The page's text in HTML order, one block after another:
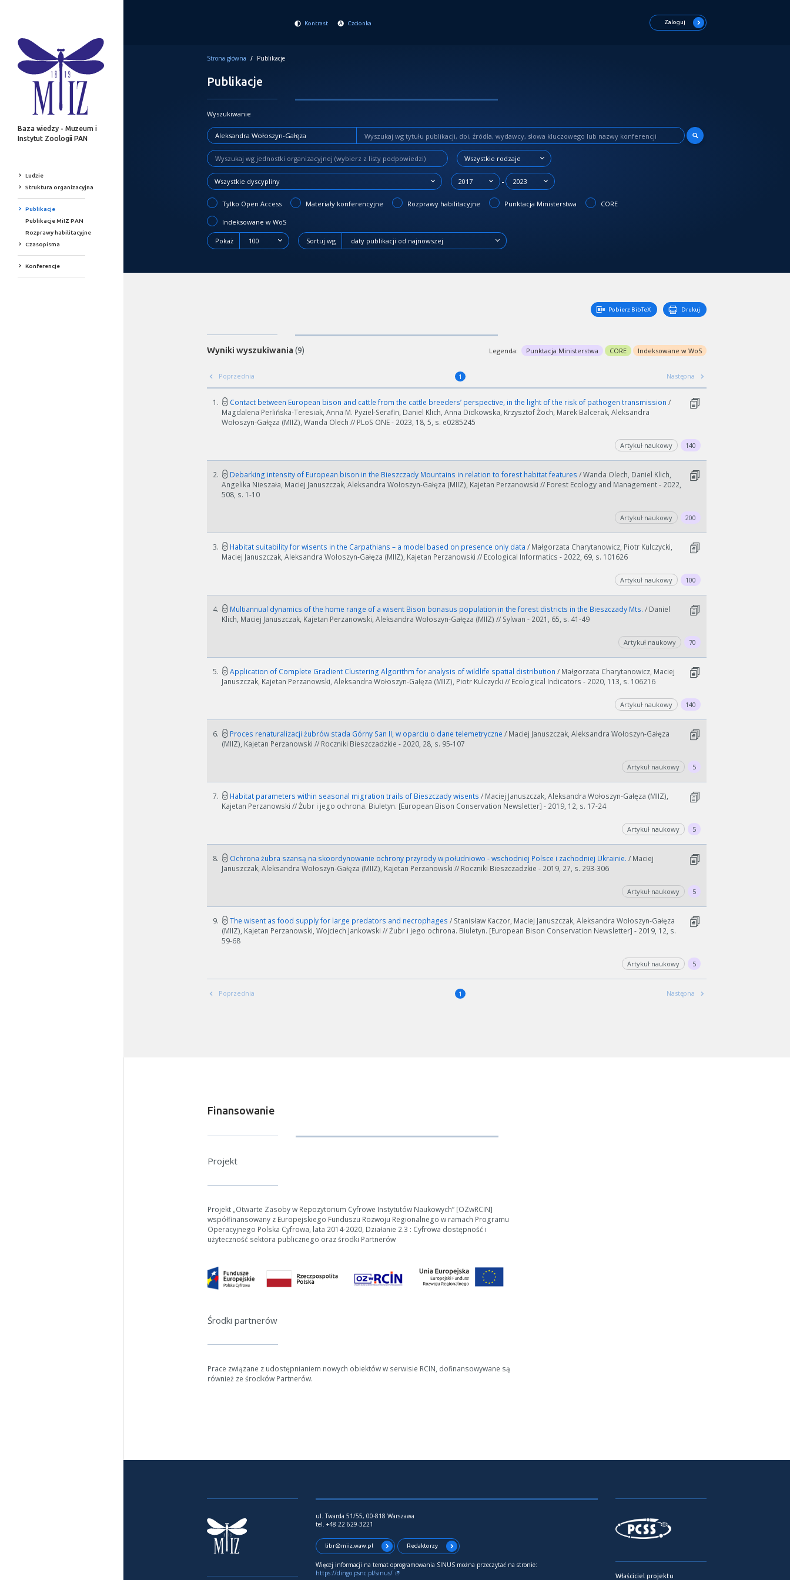
Jeśli generowanie trwa zbyt długo można ograniczyć dane np. zmniejszając zakres lat.
Baza wiedzy - Muzeum i
Instytut Zoologii PAN
Ludzie
Struktura organizacyjna
Publikacje
Publikacje MiIZ PAN
Rozprawy habilitacyjne
Czasopisma
Konferencje
Kontrast Czcionka Zaloguj
Strona główna / Publikacje
Publikacje
Wyszukiwanie
Wszystkie rodzaje
Wszystkie dyscypliny 2017 - 2023
Tylko Open Access Materiały konferencyjne Rozprawy habilitacyjne Punktacja Ministerstwa CORE
Indeksowane w WoS
Pokaż 100 Sortuj wg daty publikacji od najnowszej
Pobierz BibTeX Drukuj
Wyniki wyszukiwania (9) Legenda: Punktacja Ministerstwa CORE Indeksowane w WoS
Poprzednia Następna
1
1. Contact between European bison and cattle from the cattle breeders’ perspective, in the light of the risk of pathogen transmission /
Magdalena Perlińska-Teresiak, Anna M. Pyziel-Serafin, Daniel Klich, Anna Didkowska, Krzysztof Żoch, Marek Balcerak, Aleksandra
Wołoszyn-Gałęza (MIIZ), Wanda Olech // PLoS ONE - 2023, 18, 5, s. e0285245
Artykuł naukowy 140
2. Debarking intensity of European bison in the Bieszczady Mountains in relation to forest habitat features / Wanda Olech, Daniel Klich,
Angelika Nieszała, Maciej Januszczak, Aleksandra Wołoszyn-Gałęza (MIIZ), Kajetan Perzanowski // Forest Ecology and Management - 2022,
508, s. 1-10
Artykuł naukowy 200
3. Habitat suitability for wisents in the Carpathians – a model based on presence only data / Małgorzata Charytanowicz, Piotr Kulczycki,
Maciej Januszczak, Aleksandra Wołoszyn-Gałęza (MIIZ), Kajetan Perzanowski // Ecological Informatics - 2022, 69, s. 101626
Artykuł naukowy 100
4. Multiannual dynamics of the home range of a wisent Bison bonasus population in the forest districts in the Bieszczady Mts. / Daniel
Klich, Maciej Januszczak, Kajetan Perzanowski, Aleksandra Wołoszyn-Gałęza (MIIZ) // Sylwan - 2021, 65, s. 41-49
Artykuł naukowy 70
5. Application of Complete Gradient Clustering Algorithm for analysis of wildlife spatial distribution / Małgorzata Charytanowicz, Maciej
Januszczak, Kajetan Perzanowski, Aleksandra Wołoszyn-Gałęza (MIIZ), Piotr Kulczycki // Ecological Indicators - 2020, 113, s. 106216
Artykuł naukowy 140
6. Proces renaturalizacji żubrów stada Górny San II, w oparciu o dane telemetryczne / Maciej Januszczak, Aleksandra Wołoszyn-Gałęza
(MIIZ), Kajetan Perzanowski // Roczniki Bieszczadzkie - 2020, 28, s. 95-107
Artykuł naukowy 5
7. Habitat parameters within seasonal migration trails of Bieszczady wisents / Maciej Januszczak, Aleksandra Wołoszyn-Gałęza (MIIZ),
Kajetan Perzanowski // Żubr i jego ochrona. Biuletyn. [European Bison Conservation Newsletter] - 2019, 12, s. 17-24
Artykuł naukowy 5
8. Ochrona żubra szansą na skoordynowanie ochrony przyrody w południowo - wschodniej Polsce i zachodniej Ukrainie. / Maciej
Januszczak, Aleksandra Wołoszyn-Gałęza (MIIZ), Kajetan Perzanowski // Roczniki Bieszczadzkie - 2019, 27, s. 293-306
Artykuł naukowy 5
9. The wisent as food supply for large predators and necrophages / Stanisław Kaczor, Maciej Januszczak, Aleksandra Wołoszyn-Gałęza
(MIIZ), Kajetan Perzanowski, Wojciech Jankowski // Żubr i jego ochrona. Biuletyn. [European Bison Conservation Newsletter] - 2019, 12, s.
59-68
Artykuł naukowy 5
Poprzednia Następna
1
Finansowanie
Projekt
Projekt „Otwarte Zasoby w Repozytorium Cyfrowe Instytutów Naukowych” [OZwRCIN]
współfinansowany z Europejskiego Funduszu Rozwoju Regionalnego w ramach Programu
Operacyjnego Polska Cyfrowa, lata 2014-2020, Działanie 2.3 : Cyfrowa dostępność i
użyteczność sektora publicznego oraz środki Partnerów
Środki partnerów
Prace związane z udostępnianiem nowych obiektów w serwisie RCIN, dofinansowywane są
również ze środków Partnerów.
ul. Twarda 51/55, 00-818 Warszawa
tel. +48 22 629-3221
libr@miiz.waw.pl Redaktorzy
Więcej informacji na temat oprogramowania SINUS można przeczytać na stronie:
https://dingo.psnc.pl/sinus/
Właściciel projektu